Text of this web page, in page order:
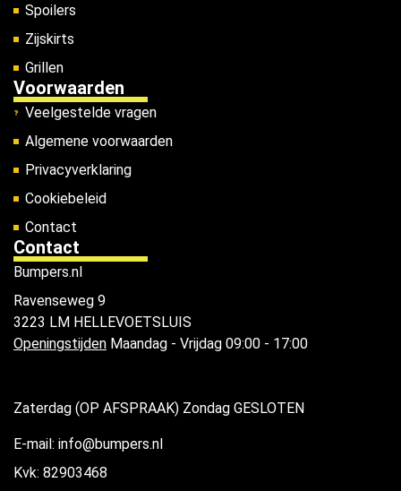
Spoilers
Zijskirts
Grillen
Voorwaarden
Veelgestelde vragen
Algemene voorwaarden
Privacyverklaring
Cookiebeleid
Contact
Contact
Bumpers.nl
Ravenseweg 9
3223 LM HELLEVOETSLUIS
Openingstijden Maandag - Vrijdag 09:00 - 17:00
Zaterdag (OP AFSPRAAK) Zondag GESLOTEN
E-mail: info@bumpers.nl
Kvk: 82903468